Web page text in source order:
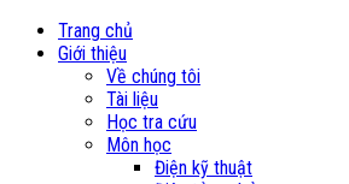
Trang chủ
Giới thiệu
Về chúng tôi
Tài liệu
Học tra cứu
Môn học
Điện kỹ thuật